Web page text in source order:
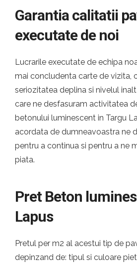
Garantia calitatii
executate de noi
Lucrarile executate de echipa
mai concludenta carte de vizita,
seriozitatea deplina si nivelul
care ne desfasuram activitatea
betonului luminescent in Targu
acordata de dumneavoastra ne
pentru a continua si pentru a ne
piata.
Pret Beton
Lapus
Pretul per m2 al acestui tip de
depinzand de: tipul si culoare